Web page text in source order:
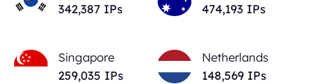
342,387 IPs
474,193 IPs
Singapore
259,035 IPs
Netherlands
148,569 IPs